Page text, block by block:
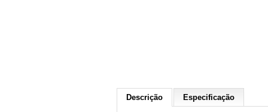
Descrição Especificação